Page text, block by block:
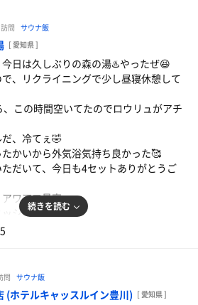
チャーハン
ヤン、うますぎ😆
がインフィニティ3台のとこにテント
がてぇ
外気浴も気持ちかった、クセになりそ
ッチ飲んでダラダラゴロゴロ🥰
トしてフィニッシュでした☺️
くれて気持ち良く使わせていただき、
す✨
スマスプレゼントビール入ってました
問 サウナ飯
[ 愛知県 ]
日は久しぶりの森の湯♨️やったぜ😆
、リクライニングで少し昼寝休憩して
この時間空いてたのでロウリュがアチ
、冷てぇ🤣
かいから外気浴気持ち良かった🥰
だいて、今日も4セットありがとうご
アワアワ最高☺️
ッシュでした👍
続きを読む
問 サウナ飯
(ホテルキャッスルイン豊川) [ 愛知県 ]